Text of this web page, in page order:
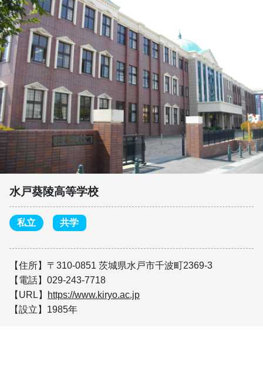
水戸葵陵高等学校
私立 共学
【住所】〒310-0851 茨城県水戸市千波町2369-3
【電話】029-243-7718
【URL】
https://www.kiryo.ac.jp
【設立】1985年